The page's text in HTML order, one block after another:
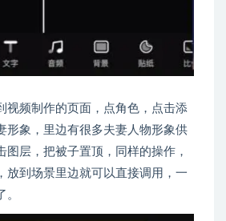
视频制作的页面，点角色，点击添
形象，里边有很多夫妻人物形象供
图层，把被子置顶，同样的操作，
放到场景里边就可以直接调用，一